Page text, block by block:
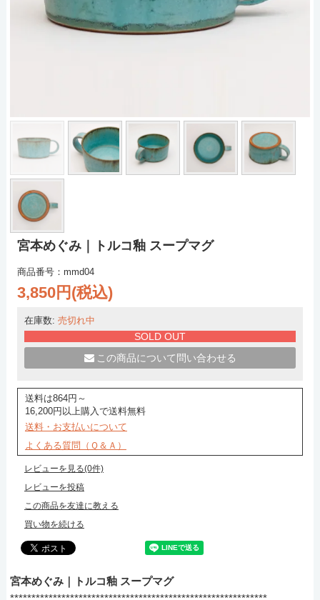
宮本めぐみ｜トルコ釉 スープマグ
商品番号：mmd04
3,850円(税込)
在庫数: 売切れ中
SOLD OUT
この商品について問い合わせる
送料は864円～
16,200円以上購入で送料無料
送料・お支払いについて
よくある質問（Ｑ＆Ａ）
レビューを見る(0件)
レビューを投稿
この商品を友達に教える
買い物を続ける
宮本めぐみ｜トルコ釉 スープマグ